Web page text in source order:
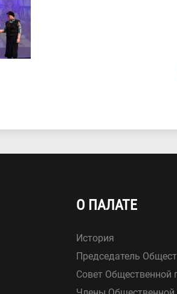
О ПАЛАТЕ
История
Председатель
Совет Общественной